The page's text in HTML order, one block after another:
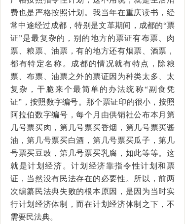
费也是严格按照计划。我当年在重庆读书，经
常中途经过成都，特别是文革期间，成都的“票
证”是最复杂的，别的地方的票证有布票、肉
票、粮票、油票，有的地方还有烟票、酒票，
都有特定名称。成都的情况就有特点，除粮
票、布票、油票之外的票证因为种类太多、太
复杂，干脆来个最简单的办法统称“副食凭
证”，按照数字编号。那个票证印的很小，按照
阿拉伯数字编号，每个月由供销社公布本月第
几号票买肉，第几号票买香烟，第几号票买酱
油，第几号票买白酒，第几号票买瓜子，第几
号票买豆豉，第几号票买乳腐，如此等等。这
就是计划经济。计划经济靠指令性计划和票
证，当然没有民法存在的必要性。所以，前两
次编纂民法典失败的根本原因，是因为当时实
行计划经济体制，而在计划经济体制之下，不
需要民法典。